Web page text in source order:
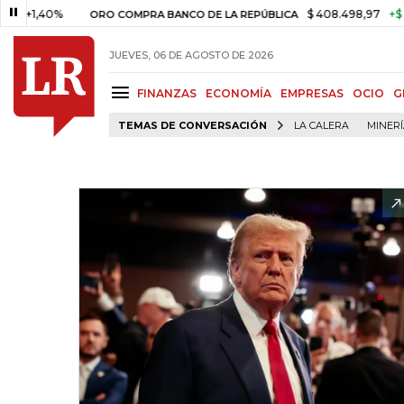
ORO COMPRA BANCO DE LA REPÚBLICA $ 408.498,97 +$
JUEVES, 06 DE AGOSTO DE 2026
FINANZAS ECONOMÍA EMPRESAS OCIO
TEMAS DE CONVERSACIÓN LA CALERA